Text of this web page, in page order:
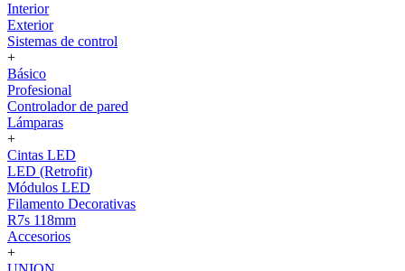
Interior
Exterior
Sistemas de control
+
Básico
Profesional
Controlador de pared
Lámparas
+
Cintas LED
LED (Retrofit)
Módulos LED
Filamento Decorativas
R7s 118mm
Accesorios
+